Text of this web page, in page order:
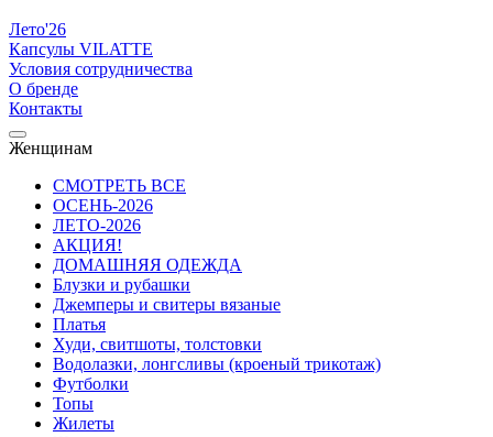
Лето'26
Капсулы VILATTE
Условия сотрудничества
О бренде
Контакты
Женщинам
СМОТРЕТЬ ВСЕ
ОСЕНЬ-2026
ЛЕТО-2026
АКЦИЯ!
ДОМАШНЯЯ ОДЕЖДА
Блузки и рубашки
Джемперы и свитеры вязаные
Платья
Худи, свитшоты, толстовки
Водолазки, лонгсливы (кроеный трикотаж)
Футболки
Топы
Жилеты